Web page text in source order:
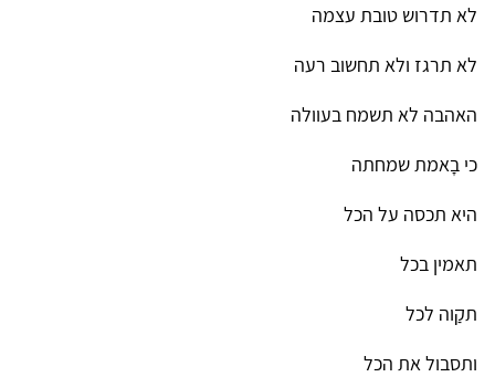
לא תדרוש טובת עצמה
לא תרגז ולא תחשוב רעה
האהבה לא תשמח בעוולה
כי בָאמת שמחתה
היא תכסה על הכל
תאמין בכל
תקַוה לכל
ותסבול את הכל